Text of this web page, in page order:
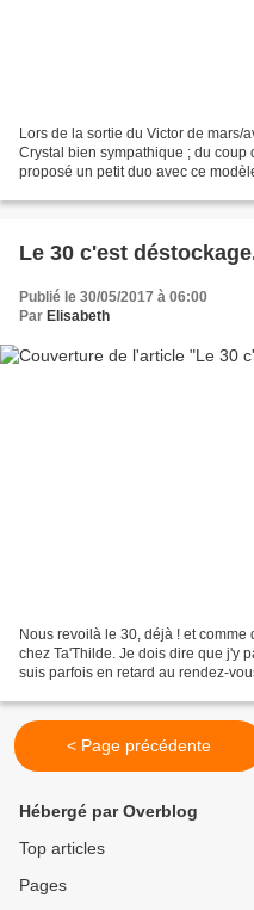
Lors de la sortie du Victor de mars/
Crystal bien sympathique ; du
proposé un petit duo avec ce
Le 30 c'est
Publié le 30/05/2017 à 06:00
Par Elisabeth
Nous revoilà le 30, déjà ! et
chez Ta'Thilde. Je dois dire que j'y
suis parfois en retard au rendez-
< Page précédente
Hébergé par Overblog
Top articles
Pages